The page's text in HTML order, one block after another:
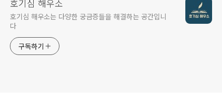
호기심 해우소
호기심 해우소는 다양한 궁금증들을 해결하는 공간입니
다
구독하기